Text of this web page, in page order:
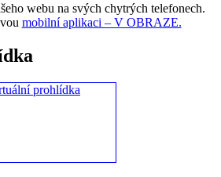
webu na svých chytrých telefonech.
mobilní aplikaci – V OBRAZE.